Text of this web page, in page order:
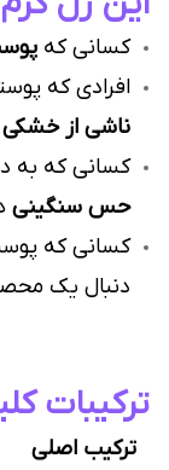
کسانی که
افرادی که
ناشی از خشکی
کسانی که به
حس سنگینی
کسانی که
دنبال یک
ترکیبات
ترکیب اصلی